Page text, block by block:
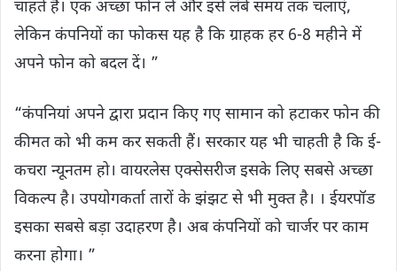
चाहते हैं। एक अच्छा फोन लें और इसे लंबे समय तक चलाएं,
लेकिन कंपनियों का फोकस यह है कि ग्राहक हर 6-8 महीने में
अपने फोन को बदल दें। ”
“कंपनियां अपने द्वारा प्रदान किए गए सामान को हटाकर फोन की
कीमत को भी कम कर सकती हैं। सरकार यह भी चाहती है कि ई-
कचरा न्यूनतम हो। वायरलेस एक्सेसरीज इसके लिए सबसे अच्छा
विकल्प है। उपयोगकर्ता तारों के झंझट से भी मुक्त है। । ईयरपॉड
इसका सबसे बड़ा उदाहरण है। अब कंपनियों को चार्जर पर काम
करना होगा। ”